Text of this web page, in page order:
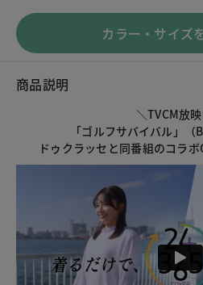
カラー・サイズ
商品説明
＼TVCM放
「ゴルフサバイバル」（
ドゥクラッセと同番組のコラボ